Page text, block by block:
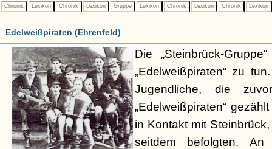
Chronik Lexikon Chronik Lexikon Gruppe Lexikon Chronik Lexikon Chronik Lexikon
Edelweißpiraten (Ehrenfeld)
Die „Steinbrück-
„Edelweißpiraten“ zu
Jugendliche, die
„Edelweißpiraten“
in Kontakt mit
seitdem befolgten.